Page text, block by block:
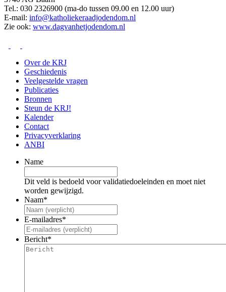
Tel.: 030 2326900 (ma-do tussen 09.00 en 12.00 uur)
E-mail: info@katholiekeraadjodendom.nl
Zie ook: www.dagvanhetjodendom.nl
Over de KRJ
Geschiedenis
Veelgestelde vragen
Publicaties
Bronnen
Steun de KRJ!
Kalender
Contact
Privacyverklaring
ANBI
Name
Dit veld is bedoeld voor validatiedoeleinden en moet niet
worden gewijzigd.
Naam*
E-mailadres*
Bericht*